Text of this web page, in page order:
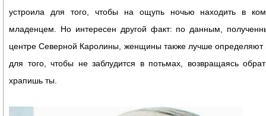
устроила для того, чтобы на ощупь ночью находить в
младенцем. Но интересен другой факт: по данным,
центре Северной Каролины, женщины также лучше определяют
для того, чтобы не заблудится в потьмах, возвращаясь
храпишь ты.